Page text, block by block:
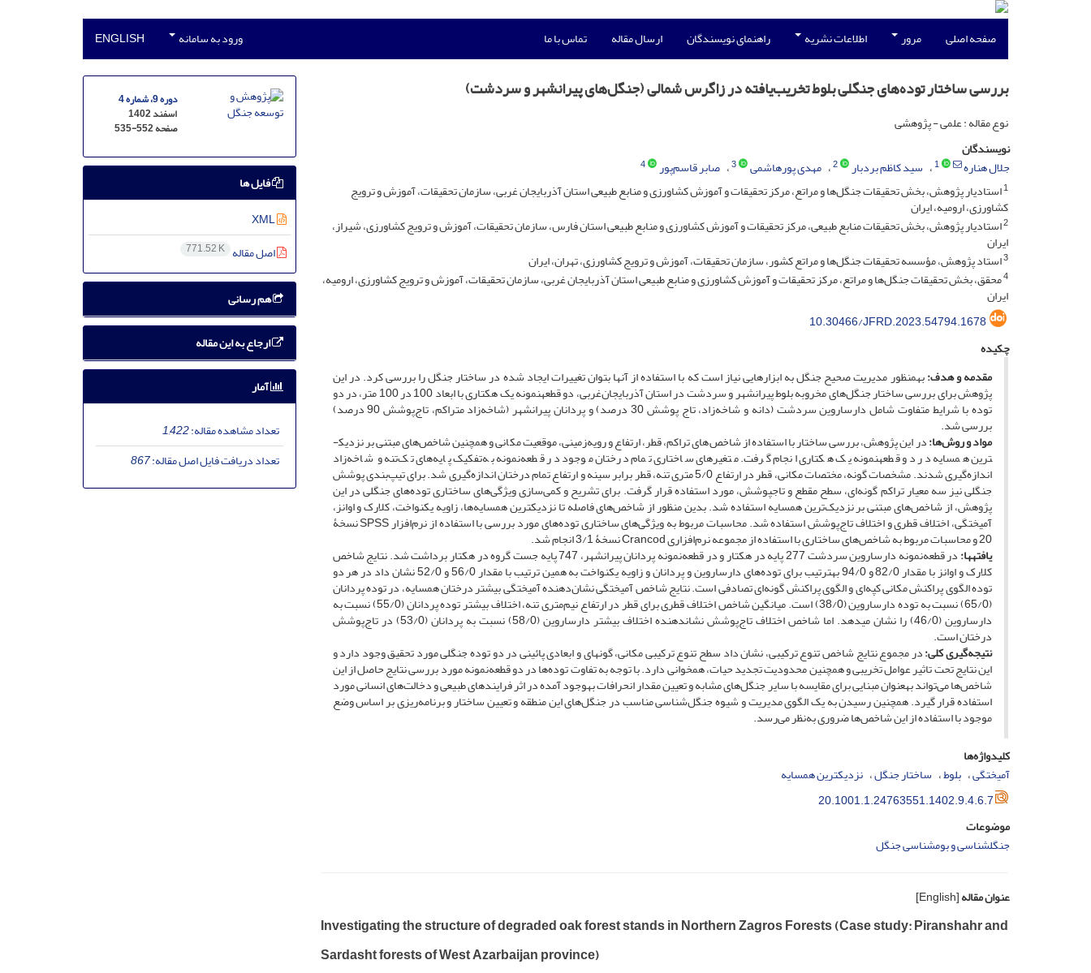
صفحه اصلی مرور اطلاعات نشریه راهنمای نویسندگان ارسال مقاله تماس با ما ورود به سامانه ENGLISH
بررسی ساختار توده‌های جنگلی بلوط تخریب‌یافته در زاگرس شمالی (جنگل‌های پیرانشهر و سردشت)
نوع مقاله : علمی - پژوهشی
نویسندگان
جلال هناره
1 سید کاظم بردبار 2 مهدی پورهاشمی 3 صابر قاسم‌پور
4
1استادیار پژوهش، بخش تحقیقات جنگل‌ها و مراتع، مرکز تحقیقات و آموزش کشاورزی و منابع طبیعی استان آذربایجان غربی، سازمان تحقیقات، آموزش و ترویج
کشاورزی، ارومیه، ایران
2استادیار پژوهش، بخش تحقیقات منابع طبیعی، مرکز تحقیقات و آموزش کشاورزی و منابع طبیعی استان فارس، سازمان تحقیقات، آموزش و ترویج کشاورزی، شیراز،
ایران
3استاد پژوهش، مؤسسه تحقیقات جنگل‌ها و مراتع کشور، سازمان تحقیقات، آموزش و ترویج کشاورزی، تهران، ایران
4محقق، بخش تحقیقات جنگل‌ها و مراتع، مرکز تحقیقات و آموزش کشاورزی و منابع طبیعی استان آذربایجان غربی، سازمان تحقیقات، آموزش و ترویج کشاورزی، ارومیه،
ایران
10.30466/JFRD.2023.54794.1678
چکیده
مقدمه و هدف:به­منظور مدیریت صحیح جنگل به ابزارهایی نیاز است که با استفاده از آنها بتوان تغییرات ایجاد شده در ساختار جنگل را بررسی کرد. در این
پژوهش برای بررسی ساختار جنگل‌های مخروبه بلوط پیرانشهر و سردشت در استان آذربایجان‌غربی، دو قطعه­نمونه یک هکتاری با ابعاد 100 در 100 متر، در دو
توده با شرایط متفاوت شامل دارساروین سردشت (دانه و شاخه‌زاد، تاج پوشش 30 درصد) و پردانان پیرانشهر (شاخه‌زاد متراکم، تاج‌پوشش 90 درصد)
بررسی شد.
مواد و روش‌ها:در این پژوهش، بررسی ساختار با استفاده از شاخص‌های تراکم، قطر، ارتفاع و رویه‌زمینی، موقعیت مکانی و همچنین شاخص‌های مبتنی بر نزدیک­
ترین همسایه در دو قطعه­نمونه یک هکتاری انجام گرفت. متغیرهای ساختاری تمام درختان موجود در قطعه­‌نمونه به‌تفکیک پایه‌های تک‌تنه و شاخه‌زاد
اندازه‌گیری شدند. مشخصات گونه، مختصات مکانی، قطر در ارتفاع 5/0 متری تنه، قطر برابر ‌سینه و ارتفاع تمام درختان اندازه‌گیری شد. برای تیپ‌بندی پوشش
جنگلی نیز سه معیار تراکم گونه‌ای، سطح مقطع و تاج­پوشش، مورد استفاده قرار گرفت. برای تشریح و کمی‌سازی ویژگی‌های ساختاری توده‌های جنگلی در این
پژوهش، از شاخص‌های مبتنی بر نزدیک‌ترین همسایه استفاده شد. بدین منظور از شاخص‌های فاصله تا نزدیک­ترین همسایه‌ها، زاویه یکنواخت، کلارک و اوانز،
آمیختگی، اختلاف قطری و اختلاف تاج‌پوشش استفاده شد. محاسبات مربوط به ویژگی‌های ساختاری توده‌های مورد بررسی با استفاده از نرم‌افزار SPSS نسخۀ
20 و محاسبات مربوط به شاخص‌های ساختاری با استفاده از مجموعه نرم‌افزاری Crancod نسخۀ 3/1 انجام شد.
یافته­­ها: در قطعه‌نمونه دارساروین سردشت 277 پایه در هکتار و در قطعه‌نمونه پردانان پیرانشهر، 747 پایه جست گروه در هکتار برداشت شد. نتایج شاخص
کلارک و اوانز با مقدار 82/0 و 94/0 به­ترتیب برای توده‌های دارساروین و پردانان و زاویه یکنواخت به همین ترتیب با مقدار 56/0 و 52/0 نشان داد در هر دو
توده الگوی پراکنش مکانی کپه‌ای و الگوی پراکنش گونه‌ای تصادفی است. نتایج شاخص آمیختگی نشان‌دهنده آمیختگی بیشتر درختان همسایه، در توده پردانان
(65/0) نسبت به توده دارساروین (38/0) است. میانگین شاخص اختلاف قطری برای قطر در ارتفاع نیم‌متری تنه، اختلاف بیشتر توده پردانان (55/0) نسبت به
دارساروین (46/0) را نشان می­دهد. اما شاخص اختلاف تاج‌پوشش نشان­دهنده اختلاف بیشتر دارساروین (58/0) نسبت به پردانان (53/0) در تاج‌پوشش
درختان است.
نتیجه‌گیری کلی:در مجموع نتایج شاخص تنوع ترکیبی، نشان داد سطح تنوع ترکیبی مکانی، گونه­ای و ابعادی پائینی در دو توده­ جنگلی مورد تحقیق وجود دارد و
این نتایج تحت ­تاثیر عوامل تخریبی و همچنین محدودیت تجدید حیات، همخوانی دارد. با توجه به تفاوت توده‌ها در دو قطعه‌نمونه مورد بررسی نتایج حاصل از این
شاخص‌ها می‌تواند به­عنوان مبنایی برای مقایسه با سایر جنگل‌های مشابه و تعیین مقدار انحرافات به­وجود آمده در اثر فرایندهای طبیعی و دخالت‌های انسانی مورد
استفاده قرار گیرد. همچنین رسیدن به یک الگوی مدیریت و شیوه جنگل‌شناسی مناسب در جنگل‌های این منطقه و تعیین ساختار و برنامه‌ریزی بر اساس وضع
موجود با استفاده از این شاخص‌ها ضروری به‌نظر می‌رسد.
کلیدواژه‌ها
آمیختگی بلوط ساختار جنگل نزدیکترین همسایه
20.1001.1.24763551.1402.9.4.6.7
موضوعات
جنگل­­شناسی و بوم­شناسی جنگل
عنوان مقاله[English]
Investigating the structure of degraded oak forest stands in Northern Zagros Forests (Case study: Piranshahr and
Sardasht forests of West Azarbaijan province)
دوره 9، شماره 4
اسفند 1402
صفحه535-552
فایل ها
XML
اصل مقاله 771.52 K
هم رسانی
ارجاع به این مقاله
آمار
تعداد مشاهده مقاله:1,422
تعداد دریافت فایل اصل مقاله:867